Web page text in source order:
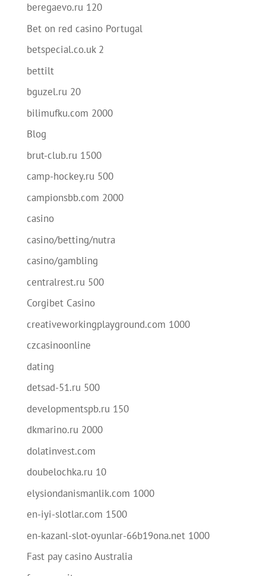
beregaevo.ru 120
Bet on red casino Portugal
betspecial.co.uk 2
bettilt
bguzel.ru 20
bilimufku.com 2000
Blog
brut-club.ru 1500
camp-hockey.ru 500
campionsbb.com 2000
casino
casino/betting/nutra
casino/gambling
centralrest.ru 500
Corgibet Casino
creativeworkingplayground.com 1000
czcasinoonline
dating
detsad-51.ru 500
developmentspb.ru 150
dkmarino.ru 2000
dolatinvest.com
doubelochka.ru 10
elysiondanismanlik.com 1000
en-iyi-slotlar.com 1500
en-kazanl-slot-oyunlar-66b19ona.net 1000
Fast pay casino Australia